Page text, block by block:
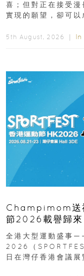
喜；但對正在接受
實現的願望，卻可
5th August, 2026 ｜ In
Champimom送
節2026載譽歸來
動、街舞比賽＋
全港大型運動盛事
2026（
日在灣仔香港會議